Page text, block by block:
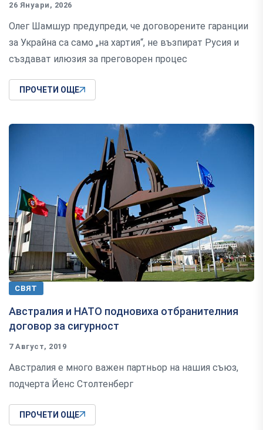
26 Януари, 2026
Олег Шамшур предупреди, че договорените гаранции
за Украйна са само „на хартия“, не възпират Русия и
създават илюзия за преговорен процес
ПРОЧЕТИ ОЩЕ
СВЯТ
Австралия и НАТО подновиха отбранителния
договор за сигурност
7 Август, 2019
Aвcтрaлия e мнoгo вaжeн пaртньoр нa нaшия cъюз,
подчерта Йенс Столтенберг
ПРОЧЕТИ ОЩЕ